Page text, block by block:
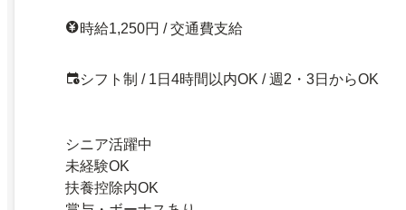
時給1,250円 / 交通費支給
シフト制 / 1日4時間以内OK / 週2・3日からOK
シニア活躍中
未経験OK
扶養控除内OK